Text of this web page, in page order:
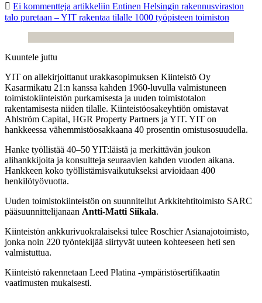
Ei kommentteja artikkeliin Entinen Helsingin rakennusviraston
talo puretaan – YIT rakentaa tilalle 1000 työpisteen toimiston
Kuuntele juttu
YIT on allekirjoittanut urakkasopimuksen Kiinteistö Oy
Kasarmikatu 21:n kanssa kahden 1960-luvulla valmistuneen
toimistokiinteistön purkamisesta ja uuden toimistotalon
rakentamisesta niiden tilalle. Kiinteistöosakeyhtiön omistavat
Ahlström Capital, HGR Property Partners ja YIT. YIT on
hankkeessa vähemmistöosakkaana 40 prosentin omistusosuudella.
Hanke työllistää 40–50 YIT:läistä ja merkittävän joukon
alihankkijoita ja konsultteja seuraavien kahden vuoden aikana.
Hankkeen koko työllistämisvaikutukseksi arvioidaan 400
henkilötyövuotta.
Uuden toimistokiinteistön on suunnitellut Arkkitehtitoimisto SARC
pääsuunnittelijanaan Antti-Matti Siikala.
Kiinteistön ankkurivuokralaiseksi tulee Roschier Asianajotoimisto,
jonka noin 220 työntekijää siirtyvät uuteen kohteeseen heti sen
valmistuttua.
Kiinteistö rakennetaan Leed Platina -ympäristösertifikaatin
vaatimusten mukaisesti.